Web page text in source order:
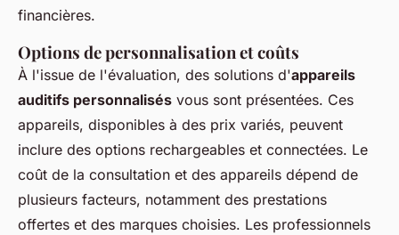
financières.
Options de personnalisation et coûts
À l'issue de l'évaluation, des solutions d'appareils
auditifs personnalisés vous sont présentées. Ces
appareils, disponibles à des prix variés, peuvent
inclure des options rechargeables et connectées. Le
coût de la consultation et des appareils dépend de
plusieurs facteurs, notamment des prestations
offertes et des marques choisies. Les professionnels